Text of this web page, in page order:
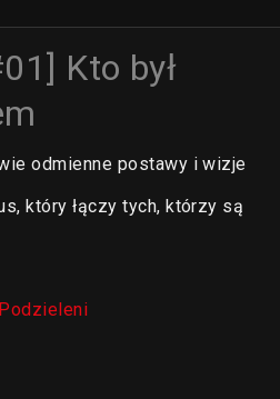
Kto był
odmienne postawy i wizje
który łączy tych, którzy są
Podzieleni